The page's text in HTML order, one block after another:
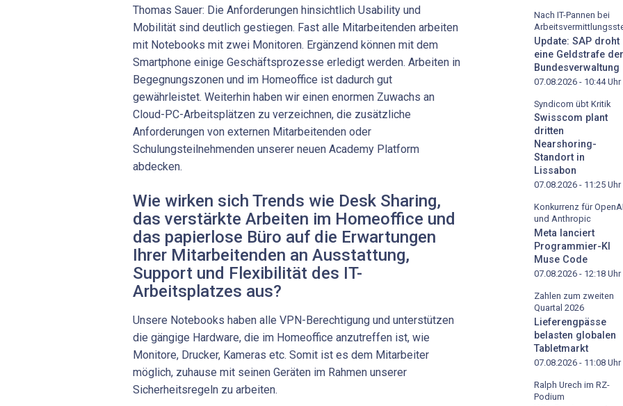
Thomas Sauer: Die Anforderungen hinsichtlich Usability und
Mobilität sind deutlich gestiegen. Fast alle Mitarbeitenden arbeiten
mit Notebooks mit zwei Monitoren. Ergänzend können mit dem
Smartphone einige Geschäftsprozesse erledigt werden. Arbeiten in
Begegnungszonen und im Homeoffice ist dadurch gut
gewährleistet. Weiterhin haben wir einen enormen Zuwachs an
Cloud-PC-Arbeitsplätzen zu verzeichnen, die zusätzliche
Anforderungen von externen Mitarbeitenden oder
Schulungsteilnehmenden unserer neuen Academy Platform
abdecken.
Wie wirken sich Trends wie Desk Sharing,
das verstärkte Arbeiten im Homeoffice und
das papierlose Büro auf die Erwartungen
Ihrer Mitarbeitenden an Ausstattung,
Support und Flexibilität des IT-
Arbeitsplatzes aus?
Unsere Notebooks haben alle VPN-Berechtigung und unterstützen
die gängige Hardware, die im Homeoffice anzutreffen ist, wie
Monitore, Drucker, Kameras etc. Somit ist es dem Mitarbeiter
möglich, zuhause mit seinen Geräten im Rahmen unserer
Sicherheitsregeln zu arbeiten.
Nach IT-Pannen bei
Update: SAP droht
eine Geldstrafe der
Bundesverwaltung
07.08.2026 - 10:44Uhr
Syndicom übt Kritik
Swisscom plant
dritten
Nearshoring-
Standort in
Lissabon
07.08.2026 - 11:25 Uhr
Konkurrenz für OpenAI
und Anthropic
Meta lanciert
Programmier-KI
Muse Code
07.08.2026 - 12:18 Uhr
Zahlen zum zweiten
Quartal 2026
Lieferengpässe
belasten globalen
Tabletmarkt
07.08.2026 - 11:08 Uhr
Ralph Urech im RZ-
Podium